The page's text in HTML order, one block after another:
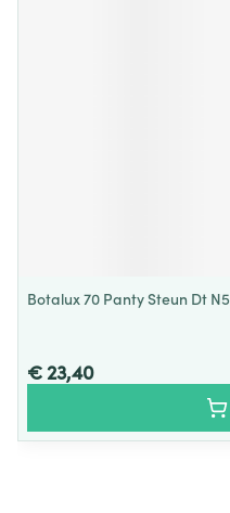
Botalux 70 Panty Steun Dt N5
€ 23,40